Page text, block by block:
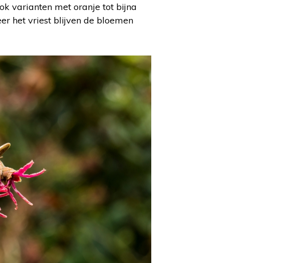
varianten met oranje tot bijna
het vriest blijven de bloemen